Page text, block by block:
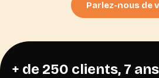
Parlez-nous de
+ de 250 clients, 7